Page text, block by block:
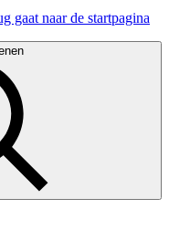
gaat naar de startpagina